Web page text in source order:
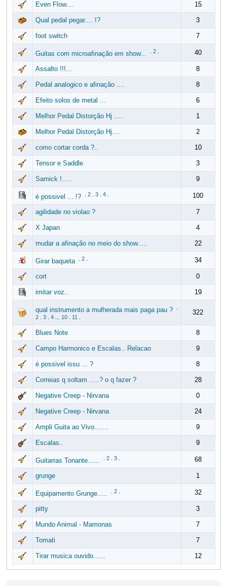
Even Flow.... 15
Qual pedal pegar.... !? 3
foot switch 7
Guitas com microafinação em show... 2. 40
Assalto !!!... 8
Pedal analogico e afinação .... 8
Efeito solos de metal ... 6
Melhor Pedal Distorção Hj ..... 1
Melhor Pedal Distorção Hj.... 2
como cortar corda ?.. 10
Tensor e Saddle 3
Samick !..... 9
é possivel ... !? 2. 3. 4. 100
agilidade no violao ? 7
X Japan 4
mudar a afinação no meio do show..... 22
Girar baqueta 2. 34
cort 0
imitar voz.. 19
qual instrumento a mulherada mais paga pau ?
2. 3. 4... 10. 11
322
Blues Note 8
Campo Harmonico e Escalas.. Relacao 9
é possivel issu ... ? 8
Correias q soltam .....? o q fazer ? 28
Negative Creep - Nirvana 0
Negative Creep - Nirvana 24
Ampli Guita ao Vivo....... 9
Escalas.. 9
Guitarras Tonante...... 2. 3. 68
grunge 1
Equipamento Grunge..... 2. 32
pitty 3
Mundo Animal - Mamonas 7
Tomati 7
Tirar musica ouvido...... 12